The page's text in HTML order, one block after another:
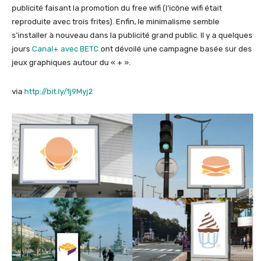
publicité faisant la promotion du free wifi (l’icône wifi était
reproduite avec trois frites). Enfin, le minimalisme semble
s’installer à nouveau dans la publicité grand public. Il y a quelques
jours Canal+ avec BETC ont dévoilé une campagne basée sur des
jeux graphiques autour du « + ».
via http://bit.ly/1j9Myj2